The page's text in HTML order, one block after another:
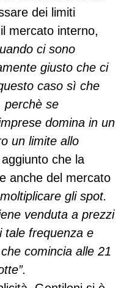
dei limiti
mercato interno,
ci sono
giusto che ci
caso sì che
perchè se
domina in un
un limite allo
che la
anche del mercato
gli spot.
venduta a prezzi
tale frequenza e
comincia alle 21